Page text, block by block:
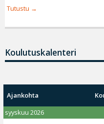
Tutustu
Koulutuskalenteri
Ajankohta
syyskuu 2026